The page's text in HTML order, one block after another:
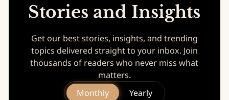
Stories and Insights
Get our best stories, insights, and trending
topics delivered straight to your inbox. Join
thousands of readers who never miss what
matters.
Monthly
Yearly